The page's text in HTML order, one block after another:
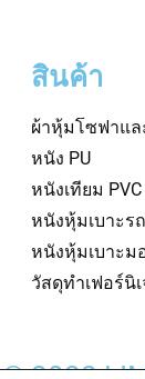
สินค้า
ผ้าหุ้มโซฟาแ
หนัง PU
หนังเทียม PVC
หนังหุ้มเบาะร
หนังหุ้มเบาะม
วัสดุทำเฟอร์นิ